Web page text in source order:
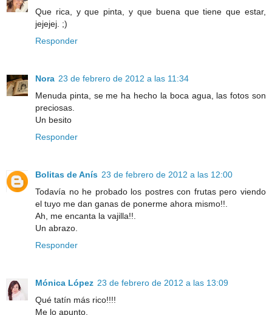
Que rica, y que pinta, y que buena que tiene que estar,
jejejej. ;)
Responder
Nora 23 de febrero de 2012 a las 11:34
Menuda pinta, se me ha hecho la boca agua, las fotos son
preciosas.
Un besito
Responder
Bolitas de Anís 23 de febrero de 2012 a las 12:00
Todavía no he probado los postres con frutas pero viendo
el tuyo me dan ganas de ponerme ahora mismo!!.
Ah, me encanta la vajilla!!.
Un abrazo.
Responder
Mónica López 23 de febrero de 2012 a las 13:09
Qué tatín más rico!!!!
Me lo apunto.